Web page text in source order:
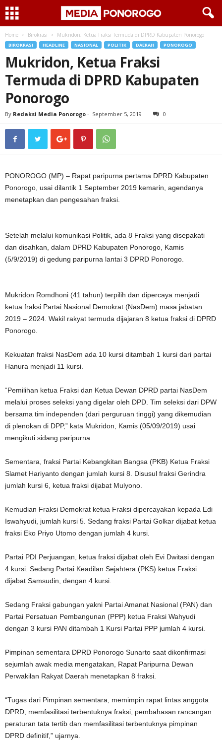
Home Birokrasi Mukridon, Ketua Fraksi Termuda di DPRD Kabupaten Ponorogo
BIROKRASI HEADLINE NASIONAL POLITIK DAERAH PONOROGO
Mukridon, Ketua Fraksi
Termuda di DPRD Kabupaten
Ponorogo
By Redaksi Media Ponorogo - September 5, 2019 0
PONOROGO (MP) – Rapat paripurna pertama DPRD Kabupaten
Ponorogo, usai dilantik 1 September 2019 kemarin, agendanya
menetapkan dan pengesahan fraksi.
Setelah melalui komunikasi Politik, ada 8 Fraksi yang disepakati
dan disahkan, dalam DPRD Kabupaten Ponorogo, Kamis
(5/9/2019) di gedung paripurna lantai 3 DPRD Ponorogo.
Mukridon Romdhoni (41 tahun) terpilih dan dipercaya menjadi
ketua fraksi Partai Nasional Demokrat (NasDem) masa jabatan
2019 – 2024. Wakil rakyat termuda dijajaran 8 ketua fraksi di DPRD
Ponorogo.
Kekuatan fraksi NasDem ada 10 kursi ditambah 1 kursi dari partai
Hanura menjadi 11 kursi.
“Pemilihan ketua Fraksi dan Ketua Dewan DPRD partai NasDem
melalui proses seleksi yang digelar oleh DPD. Tim seleksi dari DPW
bersama tim independen (dari perguruan tinggi) yang dikemudian
di plenokan di DPP,” kata Mukridon, Kamis (05/09/2019) usai
mengikuti sidang paripurna.
Sementara, fraksi Partai Kebangkitan Bangsa (PKB) Ketua Fraksi
Slamet Hariyanto dengan jumlah kursi 8. Disusul fraksi Gerindra
jumlah kursi 6, ketua fraksi dijabat Mulyono.
Kemudian Fraksi Demokrat ketua Fraksi dipercayakan kepada Edi
Iswahyudi, jumlah kursi 5. Sedang fraksi Partai Golkar dijabat ketua
fraksi Eko Priyo Utomo dengan jumlah 4 kursi.
Partai PDI Perjuangan, ketua fraksi dijabat oleh Evi Dwitasi dengan
4 kursi. Sedang Partai Keadilan Sejahtera (PKS) ketua Fraksi
dijabat Samsudin, dengan 4 kursi.
Sedang Fraksi gabungan yakni Partai Amanat Nasional (PAN) dan
Partai Persatuan Pembangunan (PPP) ketua Fraksi Wahyudi
dengan 3 kursi PAN ditambah 1 Kursi Partai PPP jumlah 4 kursi.
Pimpinan sementara DPRD Ponorogo Sunarto saat dikonfirmasi
sejumlah awak media mengatakan, Rapat Paripurna Dewan
Perwakilan Rakyat Daerah menetapkan 8 fraksi.
“Tugas dari Pimpinan sementara, memimpin rapat lintas anggota
DPRD, memfasilitasi terbentuknya fraksi, pembahasan rancangan
peraturan tata tertib dan memfasilitasi terbentuknya pimpinan
DPRD definitif,” ujarnya.